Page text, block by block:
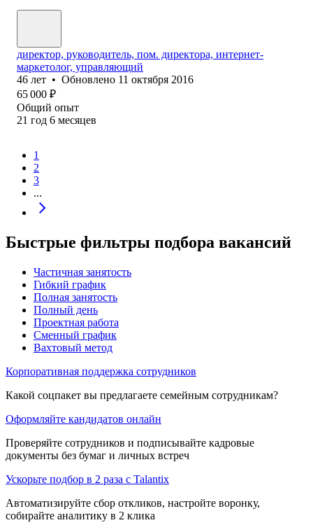
директор, руководитель, пом. директора, интернет-
маркетолог, управляющий
46 лет • Обновлено 11 октября 2016
65 000 ₽
Общий опыт
21 год 6 месяцев
1
2
3
...
Быстрые фильтры подбора вакансий
Частичная занятость
Гибкий график
Полная занятость
Полный день
Проектная работа
Сменный график
Вахтовый метод
Корпоративная поддержка сотрудников
Какой соцпакет вы предлагаете семейным сотрудникам?
Оформляйте кандидатов онлайн
Проверяйте сотрудников и подписывайте кадровые
документы без бумаг и личных встреч
Ускорьте подбор в 2 раза с Talantix
Автоматизируйте сбор откликов, настройте воронку,
собирайте аналитику в 2 клика